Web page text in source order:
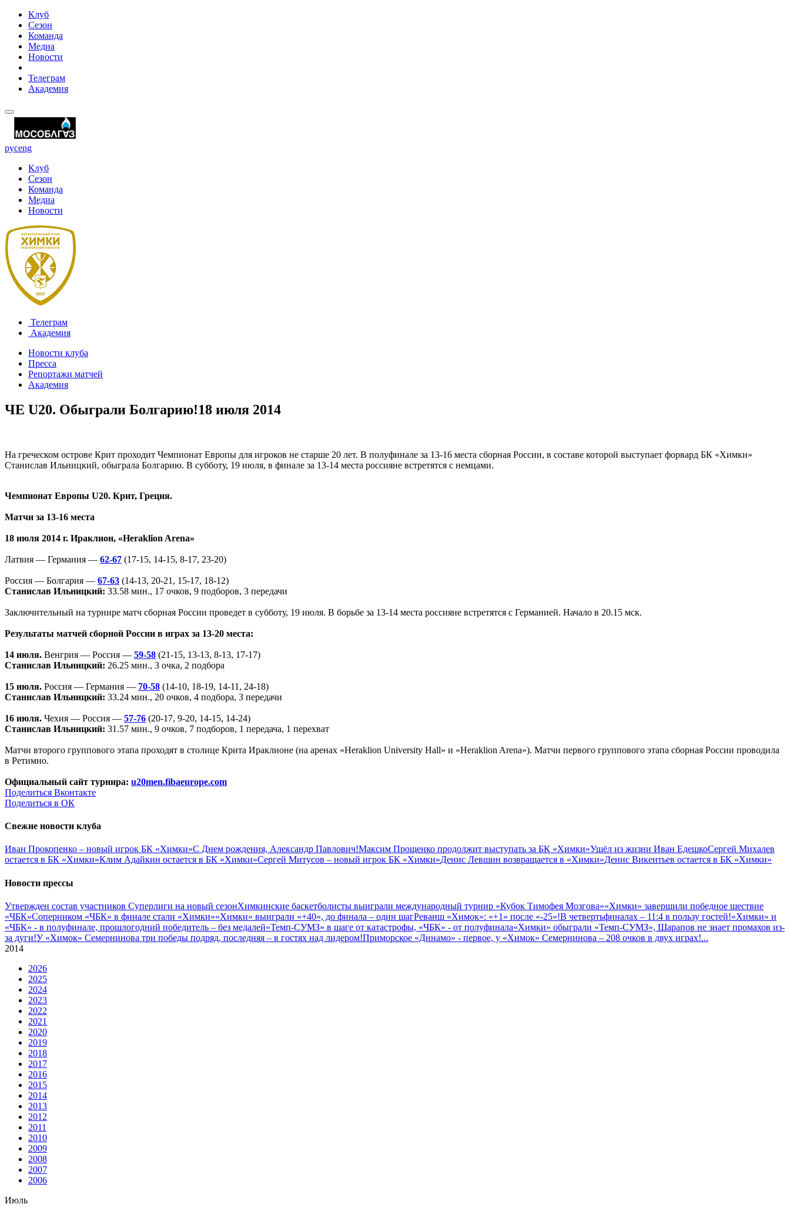
Клуб
Сезон
Команда
Медиа
Новости
Телеграм
Академия
русeng
Клуб
Сезон
Команда
Медиа
Новости
Телеграм
Академия
Новости клуба
Пресса
Репортажи матчей
Академия
ЧЕ U20. Обыграли Болгарию!18 июля 2014
На греческом острове Крит проходит Чемпионат Европы для игроков не старше 20 лет. В полуфинале за 13-16 места сборная России, в составе которой выступает форвард БК «Химки»
Станислав Ильницкий, обыграла Болгарию. В субботу, 19 июля, в финале за 13-14 места россияне встретятся с немцами.
Чемпионат Европы U20. Крит, Греция.
Матчи за 13-16 места
18 июля 2014 г. Ираклион, «Heraklion Arena»
Латвия — Германия — 62-67 (17-15, 14-15, 8-17, 23-20)
Россия — Болгария — 67-63 (14-13, 20-21, 15-17, 18-12)
Станислав Ильницкий: 33.58 мин., 17 очков, 9 подборов, 3 передачи
Заключительный на турнире матч сборная России проведет в субботу, 19 июля. В борьбе за 13-14 места россияне встретятся с Германией. Начало в 20.15 мск.
Результаты матчей сборной России в играх за 13-20 места:
14 июля. Венгрия — Россия — 59-58 (21-15, 13-13, 8-13, 17-17)
Станислав Ильницкий: 26.25 мин., 3 очка, 2 подбора
15 июля. Россия — Германия — 70-58 (14-10, 18-19, 14-11, 24-18)
Станислав Ильницкий: 33.24 мин., 20 очков, 4 подбора, 3 передачи
16 июля. Чехия — Россия — 57-76 (20-17, 9-20, 14-15, 14-24)
Станислав Ильницкий: 31.57 мин., 9 очков, 7 подборов, 1 передача, 1 перехват
Матчи второго группового этапа проходят в столице Крита Ираклионе (на аренах «Heraklion University Hall» и «Heraklion Arena»). Матчи первого группового этапа сборная России проводила
в Ретимно.
Официальный сайт турнира: u20men.fibaeurope.com
Поделиться Вконтакте
Поделиться в ОК
Свежие новости клуба
Иван Прокопенко – новый игрок БК «Химки»С Днем рождения, Александр Павлович!Максим Прощенко продолжит выступать за БК «Химки»Ушёл из жизни Иван ЕдешкоСергей Михалев
остается в БК «Химки»Клим Адайкин остается в БК «Химки»Сергей Митусов – новый игрок БК «Химки»Денис Левшин возвращается в «Химки»Денис Викентьев остается в БК «Химки»
Новости прессы
Утвержден состав участников Cуперлиги на новый сезонХимкинские баскетболисты выиграли международный турнир «Кубок Тимофея Мозгова»«Химки» завершили победное шествие
«ЧБК»Соперником «ЧБК» в финале стали «Химки»«Химки» выиграли «+40», до финала – один шагРеванш «Химок»: «+1» после «-25»!В четвертьфиналах – 11:4 в пользу гостей!«Химки» и
«ЧБК» - в полуфинале, прошлогодний победитель – без медалей«Темп-СУМЗ» в шаге от катастрофы, «ЧБК» - от полуфинала«Химки» обыграли «Темп-СУМЗ», Шарапов не знает промахов из-
за дуги!У «Химок» Семернинова три победы подряд, последняя – в гостях над лидером!Приморское «Динамо» - первое, у «Химок» Семернинова – 208 очков в двух играх!...
2014
2026
2025
2024
2023
2022
2021
2020
2019
2018
2017
2016
2015
2014
2013
2012
2011
2010
2009
2008
2007
2006
Июль